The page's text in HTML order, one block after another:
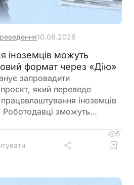
10.08.2026
іноземців можуть
формат через «Дію»
запровадити
який переведе
іноземців
зможуть
проводити добір кандидатів
про роботу
5